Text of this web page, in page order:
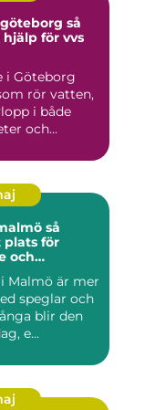
så
för vvs
i Göteborg
rör vatten,
i både
och...
så
för
och
Malmö är mer
speglar och
blir den
e...